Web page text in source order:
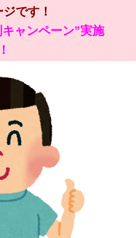
です！
ャンペーン”実施